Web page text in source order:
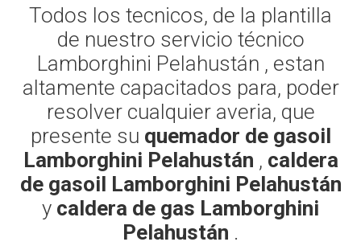
Todos los tecnicos, de la plantilla
de nuestro servicio técnico
Lamborghini Pelahustán , estan
altamente capacitados para, poder
resolver cualquier averia, que
presente su quemador de gasoil
Lamborghini Pelahustán , caldera
de gasoil Lamborghini Pelahustán
y caldera de gas Lamborghini
Pelahustán .